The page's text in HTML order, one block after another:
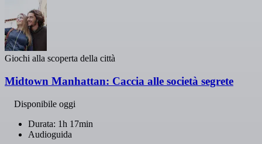
Giochi alla scoperta della città
Midtown Manhattan: Caccia alle società segrete
Disponibile oggi
Durata: 1h 17min
Audioguida